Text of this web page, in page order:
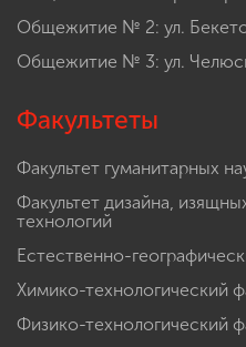
Общежитие № 2: ул.
Общежитие № 3: ул.
Факультеты
Факультет гуманитарных
Факультет дизайна,
технологий
Естественно-
Химико-технологический
Физико-технологический